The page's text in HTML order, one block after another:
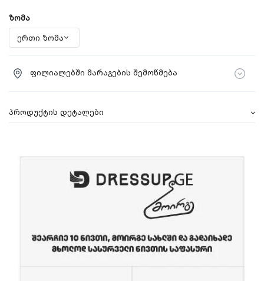
ზომა
ფილიალებში მარაგების შემოწმება
პროდუქტის დეტალები